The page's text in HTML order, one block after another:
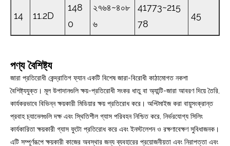
14 11.2D
148
0
২৭৬৪~৪০৮
৬
41773~215
78
45
পণ্য বৈশিষ্ট্য
জারা প্রতিরোধী কেন্দ্রাতিগ ফ্যান একটি বিশেষ জারা-বিরোধী কাঠামোগত নকশা
বৈশিষ্ট্যযুক্ত। মূল উপাদানগুলি ক্ষয়-প্রতিরোধী সংকর ধাতু বা অ্যান্টি-জারা আবরণ দিয়ে তৈরি,
কার্যকরভাবে বিভিন্ন ক্ষয়কারী মিডিয়ার ক্ষয় প্রতিরোধ করে। অপ্টিমাইজ করা বায়ুসংক্রান্ত
প্রবাহ চ্যানেলগুলি দক্ষ এবং স্থিতিশীল গ্যাস পরিবহন নিশ্চিত করে, নির্ভরযোগ্য সিলিং
কার্যকারিতা ক্ষয়কারী গ্যাস ফুটো প্রতিরোধ করে এবং ইনস্টলেশন ও রক্ষণাবেক্ষণ সুবিধাজনক।
এটি সম্পূর্ণরূপে ক্ষয়কারী কাজের অবস্থার জন্য ব্যবহারের প্রয়োজনীয়তা এবং নিরাপত্তা এবং